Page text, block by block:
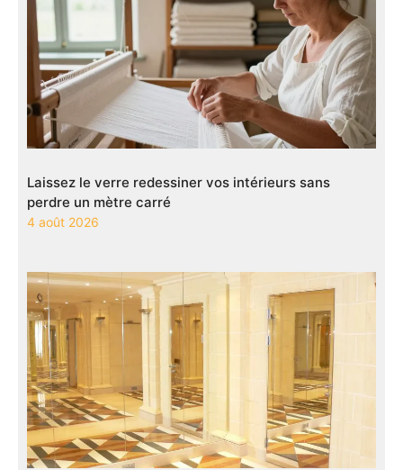
Laissez le verre redessiner vos intérieurs sans
perdre un mètre carré
4 août 2026